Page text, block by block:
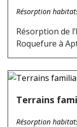
Résorption
Résorption de
Roquefure à
Terrains
Résorption